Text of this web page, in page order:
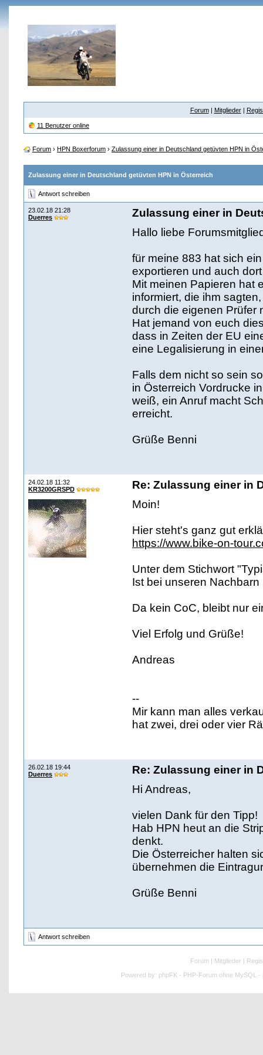
Forum| Mitglieder|
11 Benutzer online
Forum › HPN Boxerforum › Zulassung einer in Deutschland getüvten HPN in
Zulassung einer in Deutschland getüvten HPN in Österreich
Antwort schreiben
23.02.18 21:28
Duerres
Zulassung einer in
Hallo liebe
für meine 883 hat sich
exportieren und auch
Mit meinen Papieren hat
informiert, die ihm
durch die eigenen Prüfer
Hat jemand von euch
dass in Zeiten der EU
eine Legalisierung in
Falls dem nicht so sein
in Österreich Vordrucke
weiß, ein Anruf macht
erreicht.
Grüße Benni
24.02.18 11:32
KR3200GRSPD
Re: Zulassung einer in
Moin!
Hier steht's ganz gut
https://www.bike-on-
Unter dem Stichwort
Ist bei unseren
Da kein CoC, bleibt nur
Viel Erfolg und Grüße!
Andreas
--
Mir kann man alles
hat zwei, drei oder vier
26.02.18 19:44
Duerres
Re: Zulassung einer in
Hi Andreas,
vielen Dank für den Tipp!
Hab HPN heut an die
denkt.
Die Österreicher halten
übernehmen die
Grüße Benni
Antwort schreiben
Forum | Mitglieder |
Powered by: phpFK - PHP-Forum ohne MySQL -